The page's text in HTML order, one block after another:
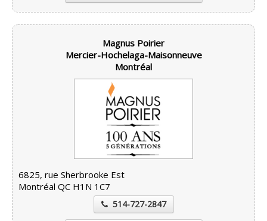
Magnus Poirier
Mercier-Hochelaga-Maisonneuve
Montréal
6825, rue Sherbrooke Est
Montréal QC H1N 1C7
514-727-2847